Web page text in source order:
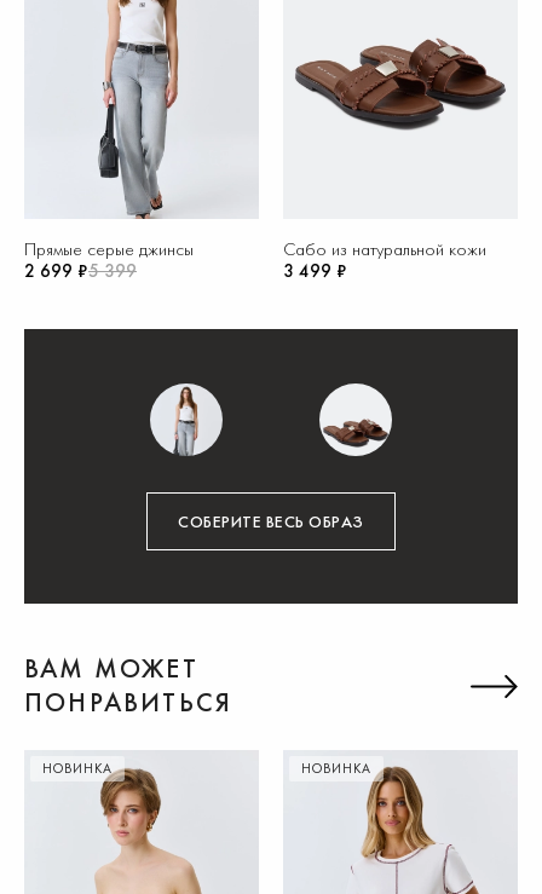
Прямые серые джинсы
2 699 ₽5 399
Сабо из натуральной кожи
3 499 ₽
СОБЕРИТЕ ВЕСЬ ОБРАЗ
ВАМ МОЖЕТ
ПОНРАВИТЬСЯ
НОВИНКА НОВИНКА